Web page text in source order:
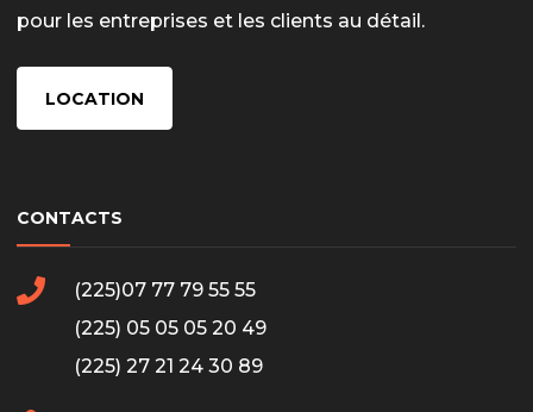
pour les entreprises et les clients au détail.
LOCATION
CONTACTS
(225)07 77 79 55 55
(225) 05 05 05 20 49
(225) 27 21 24 30 89